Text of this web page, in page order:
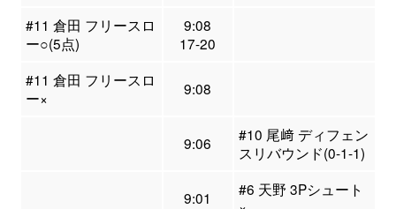
#11 倉田 フリースロ
ー○(5点)
9:08
17-20
#11 倉田 フリースロ
ー×
9:08
9:06
#10 尾﨑 ディフェン
スリバウンド(0-1-1)
9:01
#6 天野 3Pシュート